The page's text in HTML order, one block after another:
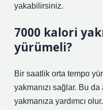
yakabilirsiniz.
7000 kalori
yürümeli?
Bir saatlik orta tempo
yakmanızı sağlar. Bu
yakmanıza yardımcı